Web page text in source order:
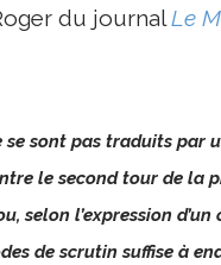
du journalLe
sont pas traduits par
le second tour de la
selon l’expression
de scrutin suffise à